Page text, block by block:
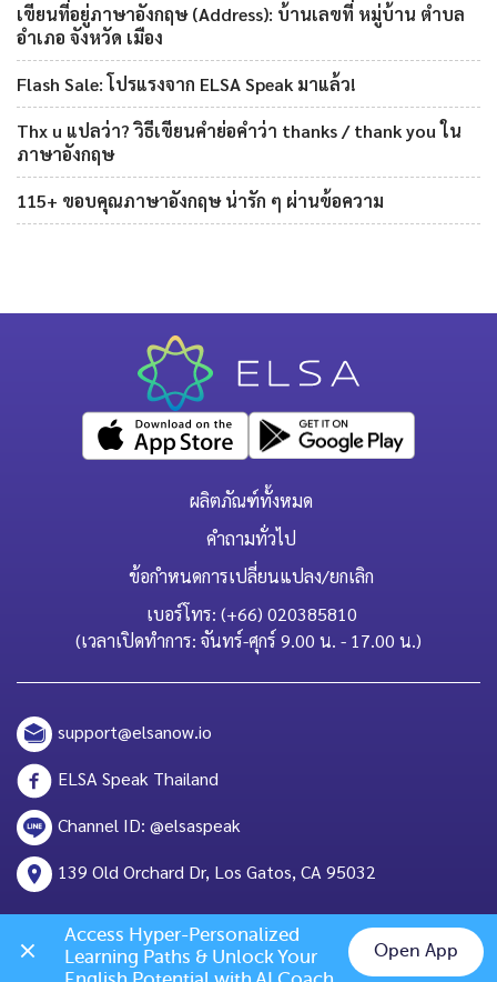
เขียนที่อยู่ภาษาอังกฤษ (Address): บ้านเลขที่ หมู่บ้าน ตำบล
อำเภอ จังหวัด เมือง
Flash Sale: โปรแรงจาก ELSA Speak มาแล้ว!
Thx u แปลว่า? วิธีเขียนคำย่อคำว่า thanks / thank you ใน
ภาษาอังกฤษ
115+ ขอบคุณภาษาอังกฤษ น่ารัก ๆ ผ่านข้อความ
ผลิตภัณฑ์ทั้งหมด
คำถามทั่วไป
ข้อกำหนดการเปลี่ยนแปลง/ยกเลิก
เบอร์โทร: (+66) 020385810
(เวลาเปิดทำการ: จันทร์-ศุกร์ 9.00 น. - 17.00 น.)
support@elsanow.io
ELSA Speak Thailand
Channel ID: @elsaspeak
139 Old Orchard Dr, Los Gatos, CA 95032
Access Hyper-Personalized
Learning Paths & Unlock Your
Open App